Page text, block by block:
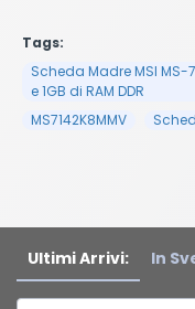
Tags:
Scheda Madre MSI MS-
e 1GB di RAM DDR
MS7142K8MMV
Ultimi Arrivi: In